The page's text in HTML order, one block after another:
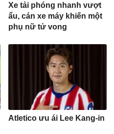
Xe tải phóng nhanh vượt
ẩu, cán xe máy khiến một
phụ nữ tử vong
Atletico ưu ái Lee Kang-in